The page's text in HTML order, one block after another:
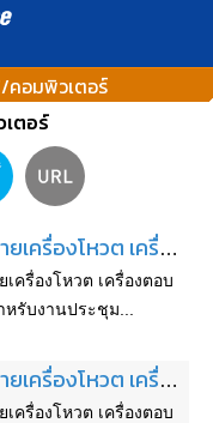
คอมพิวเตอร์
ตอร์
บริการให้เช่าและขายเครื่องโหวต เครื่องตอบคำถามแบบไร้สาย
ครื่องโหวต เครื่องตอบ
รับงานประชุม...
บริการให้เช่าและขายเครื่องโหวต เครื่องตอบคำถามแบบไร้สาย
ครื่องโหวต เครื่องตอบ